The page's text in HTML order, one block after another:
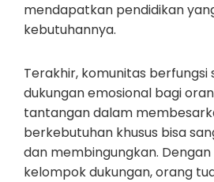
mendapatkan pendidikan
kebutuhannya.
Terakhir, komunitas berfungsi
dukungan emosional bagi
tantangan dalam
berkebutuhan khusus bisa
dan membingungkan.
kelompok dukungan, orang